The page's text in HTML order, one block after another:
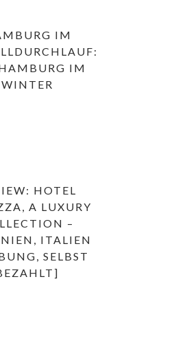
IM
IM
WINTER
HOTEL
A LUXURY
–
ITALIEN
SELBST